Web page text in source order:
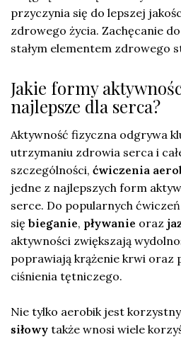
przyczynia się do lepszej
zdrowego życia. Zachęcanie
stałym elementem zdrowego
Jakie formy
najlepsze dla serca?
Aktywność fizyczna odgrywa
utrzymaniu zdrowia serca i
szczególności, ćwiczenia
jedne z najlepszych form
serce. Do popularnych
się bieganie, pływanie oraz
aktywności zwiększają
poprawiają krążenie krwi oraz
ciśnienia tętniczego.
Nie tylko aerobik jest
siłowy także wnosi wiele